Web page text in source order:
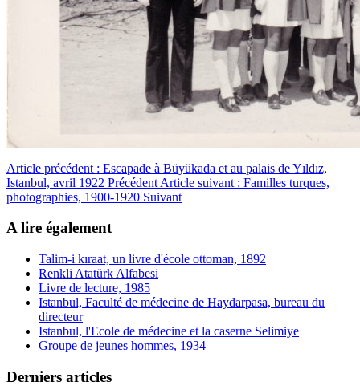
Article précédent : Escapade à Büyükada et au palais de Yıldız,
Istanbul, avril 1922 Précédent Article suivant : Familles turques,
photographies, 1900-1920 Suivant
A lire également
Talim-i kıraat, un livre d'école ottoman, 1892
Renkli Atatürk Alfabesi
Livre de lecture, 1985
Istanbul, Faculté de médecine de Haydarpasa, bureau du
directeur
Istanbul, l'Ecole de médecine et la caserne Selimiye
Groupe de jeunes hommes, 1934
Derniers articles